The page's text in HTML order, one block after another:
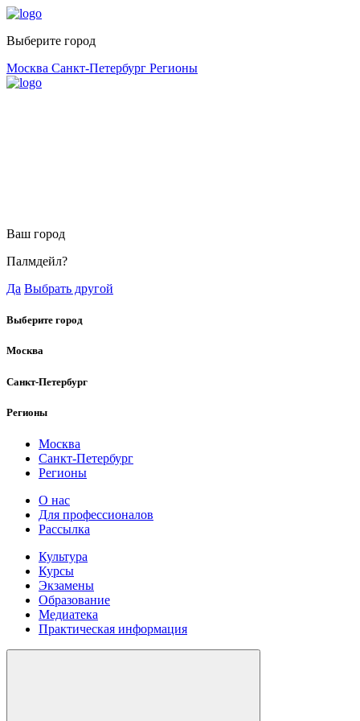
Выберите город
Москва Санкт-Петербург Регионы
Ваш город
Палмдейл?
Да Выбрать другой
Выберите город
Москва
Санкт-Петербург
Регионы
Москва
Санкт-Петербург
Регионы
О нас
Для профессионалов
Рассылка
Культура
Курсы
Экзамены
Образование
Медиатека
Практическая информация